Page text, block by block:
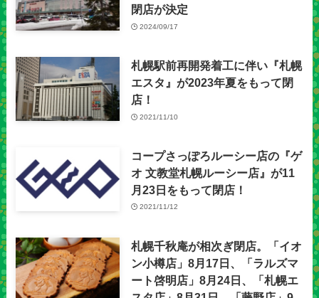
閉店が決定
2024/09/17
札幌駅前再開発着工に伴い『札幌
エスタ』が2023年夏をもって閉
店！
2021/11/10
コープさっぽろルーシー店の『ゲ
オ 文教堂札幌ルーシー店』が11
月23日をもって閉店！
2021/11/12
札幌千秋庵が相次ぎ閉店。「イオ
ン小樽店」8月17日、「ラルズマ
ート啓明店」8月24日、「札幌エ